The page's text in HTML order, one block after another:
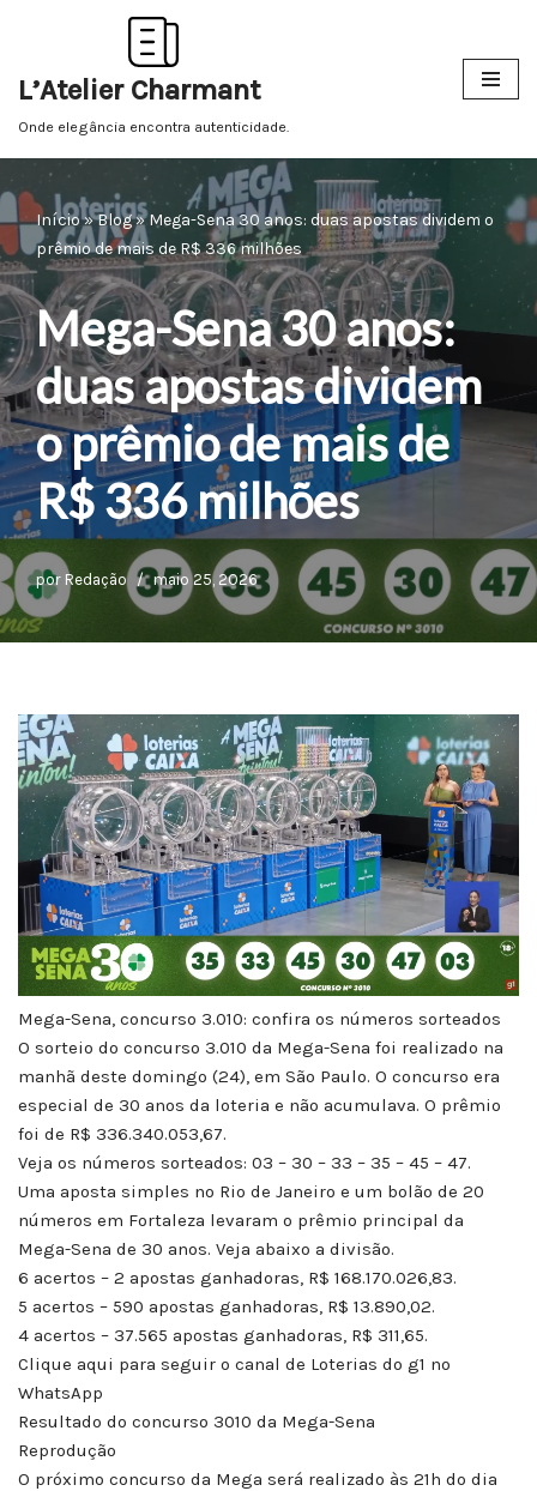
para
o
L’Atelier Charmant
Onde elegância encontra autenticidade.
Início»Blog»Mega-Sena 30 anos: duas apostas dividem o
prêmio de mais de R$ 336 milhões
Mega-Sena 30 anos:
duas apostas dividem
o prêmio de mais de
R$ 336 milhões
por Redação maio 25, 2026
Mega-Sena, concurso 3.010: confira os números sorteados
O sorteio do concurso 3.010 da Mega-Sena foi realizado na
manhã deste domingo (24), em São Paulo. O concurso era
especial de 30 anos da loteria e não acumulava. O prêmio
foi de R$ 336.340.053,67.
Veja os números sorteados: 03 – 30 – 33 – 35 – 45 – 47.
Uma aposta simples no Rio de Janeiro e um bolão de 20
números em Fortaleza levaram o prêmio principal da
Mega-Sena de 30 anos. Veja abaixo a divisão.
6 acertos – 2 apostas ganhadoras, R$ 168.170.026,83.
5 acertos – 590 apostas ganhadoras, R$ 13.890,02.
4 acertos – 37.565 apostas ganhadoras, R$ 311,65.
Clique aqui para seguir o canal de Loterias do g1 no
WhatsApp
Resultado do concurso 3010 da Mega-Sena
Reprodução
O próximo concurso da Mega será realizado às 21h do dia